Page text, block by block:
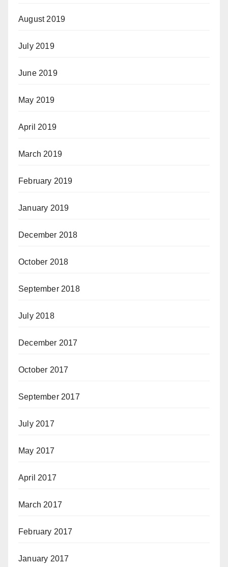
August 2019
July 2019
June 2019
May 2019
April 2019
March 2019
February 2019
January 2019
December 2018
October 2018
September 2018
July 2018
December 2017
October 2017
September 2017
July 2017
May 2017
April 2017
March 2017
February 2017
January 2017